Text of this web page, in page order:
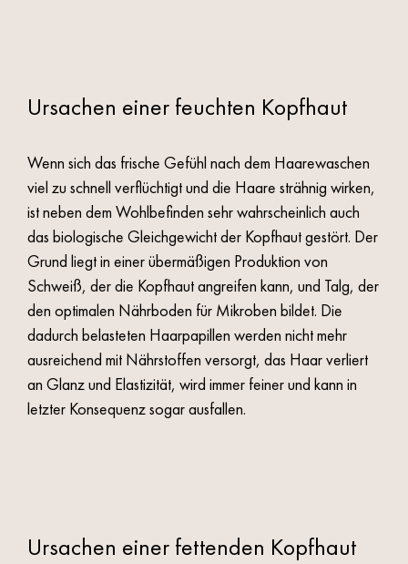
Ursachen einer feuchten Kopfhaut
Wenn sich das frische Gefühl nach dem Haarewaschen
viel zu schnell verflüchtigt und die Haare strähnig wirken,
ist neben dem Wohlbefinden sehr wahrscheinlich auch
das biologische Gleichgewicht der Kopfhaut gestört. Der
Grund liegt in einer übermäßigen Produktion von
Schweiß, der die Kopfhaut angreifen kann, und Talg, der
den optimalen Nährboden für Mikroben bildet. Die
dadurch belasteten Haarpapillen werden nicht mehr
ausreichend mit Nährstoffen versorgt, das Haar verliert
an Glanz und Elastizität, wird immer feiner und kann in
letzter Konsequenz sogar ausfallen.
Ursachen einer fettenden Kopfhaut